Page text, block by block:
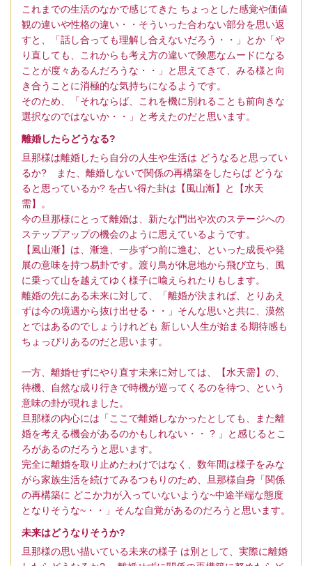
これまでの生活のなかで感じてきた ちょっとした感覚や価値
観の違いや性格の違い・・そういった合わない部分を思い返
すと、「話し合っても理解し合えないだろう・・」とか「や
り直しても、これからも考え方の違いで険悪なムードになる
ことが度々あるんだろうな・・」と思えてきて、みる様と向
き合うことに消極的な気持ちになるようです。
そのため、「それならば、これを機に別れることも前向きな
選択なのではないか・・」と考えたのだと思います。
離婚したらどうなる?
旦那様は離婚したら自分の人生や生活は どうなると思ってい
るか? また、離婚しないで関係の再構築をしたらば どうな
ると思っているか? を占い得た卦は【風山漸】と【水天
需】。
今の旦那様にとって離婚は、新たな門出や次のステージへの
ステップアップの機会のように思えているようです。
【風山漸】は、漸進、一歩ずつ前に進む、といった成長や発
展の意味を持つ易卦です。渡り鳥が休息地から飛び立ち、風
に乗って山を越えてゆく様子に喩えられたりもします。
離婚の先にある未来に対して、「離婚が決まれば、とりあえ
ずは今の境遇から抜け出せる・・」そんな思いと共に、漠然
とではあるのでしょうけれども 新しい人生が始まる期待感も
ちょっぴりあるのだと思います。
一方、離婚せずにやり直す未来に対しては、【水天需】の、
待機、自然な成り行きで時機が巡ってくるのを待つ、という
意味の卦が現れました。
旦那様の内心には「ここで離婚しなかったとしても、また離
婚を考える機会があるのかもしれない・・ ? 」と感じるとこ
ろがあるのだろうと思います。
完全に離婚を取り止めたわけではなく、数年間は様子をみな
がら家族生活を続けてみるつもりのため、旦那様自身「関係
の再構築に どこか力が入っていないような~中途半端な態度
となりそうな~・・」そんな自覚があるのだろうと思います。
未来はどうなりそうか?
旦那様の思い描いている未来の様子 は別として、実際に離婚